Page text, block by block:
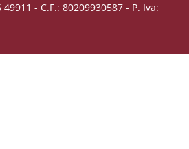
- C.F.: 80209930587 - P. Iva: